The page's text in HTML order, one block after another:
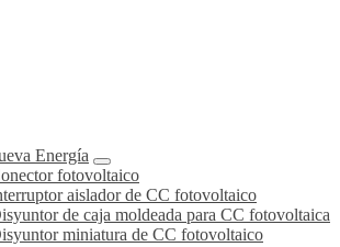
Energía
fotovoltaico
aislador de CC fotovoltaico
de caja moldeada para CC fotovoltaica
miniatura de CC fotovoltaico